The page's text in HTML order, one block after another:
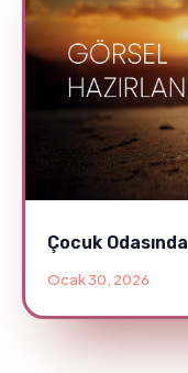
Çocuk
Ocak 30, 2026